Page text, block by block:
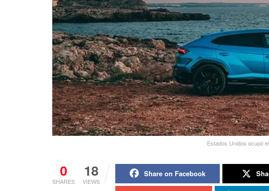
Estados Unidos ocupó
0
SHARES
18
VIEWS
Share on Facebook